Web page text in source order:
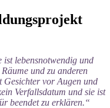
ist lebensnotwendig und
und zu anderen
Gesichter vor Augen und
Verfallsdatum und sie ist
beendet zu erklären.“